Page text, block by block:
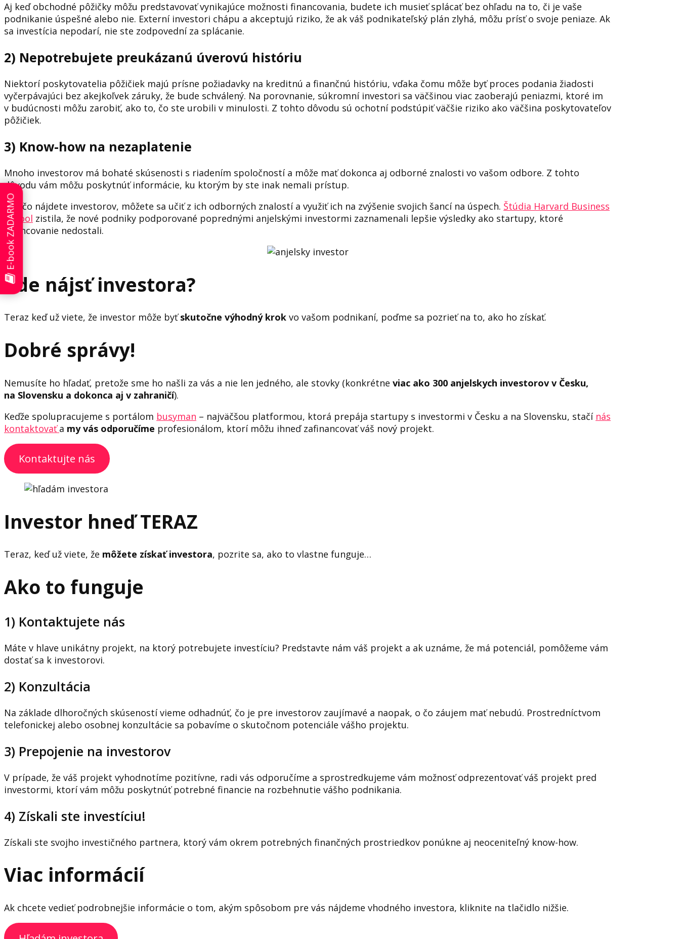
Aj keď obchodné pôžičky môžu predstavovať vynikajúce možnosti financovania, budete ich musieť splácať bez ohľadu na to, či je vaše
podnikanie úspešné alebo nie. Externí investori chápu a akceptujú riziko, že ak váš podnikateľský plán zlyhá, môžu prísť o svoje peniaze. Ak
sa investícia nepodarí, nie ste zodpovední za splácanie.
2) Nepotrebujete preukázanú úverovú históriu
Niektorí poskytovatelia pôžičiek majú prísne požiadavky na kreditnú a finančnú históriu, vďaka čomu môže byť proces podania žiadosti
vyčerpávajúci bez akejkoľvek záruky, že bude schválený. Na porovnanie, súkromní investori sa väčšinou viac zaoberajú peniazmi, ktoré im
v budúcnosti môžu zarobiť, ako to, čo ste urobili v minulosti. Z tohto dôvodu sú ochotní podstúpiť väčšie riziko ako väčšina poskytovateľov
pôžičiek.
3) Know-how na nezaplatenie
Mnoho investorov má bohaté skúsenosti s riadením spoločností a môže mať dokonca aj odborné znalosti vo vašom odbore. Z tohto
dôvodu vám môžu poskytnúť informácie, ku ktorým by ste inak nemali prístup.
Len čo nájdete investorov, môžete sa učiť z ich odborných znalostí a využiť ich na zvýšenie svojich šancí na úspech. Štúdia Harvard Business
School zistila, že nové podniky podporované poprednými anjelskými investormi zaznamenali lepšie výsledky ako startupy, ktoré
financovanie nedostali.
Kde nájsť investora?
Teraz keď už viete, že investor môže byťskutočne výhodný krok vo vašom podnikaní, poďme sa pozrieť na to, ako ho získať.
Dobré správy!
Nemusíte ho hľadať, pretože sme ho našli za vás a nie len jedného, ale stovky (konkrétne viac ako 300 anjelskych investorov v Česku,
na Slovensku a dokonca aj v zahraničí).
Keďže spolupracujeme s portálom busyman – najväčšou platformou, ktorá prepája startupy s investormi v Česku a na Slovensku, stačí nás
kontaktovaťa my vás odporučíme profesionálom, ktorí môžu ihneď zafinancovať váš nový projekt.
Kontaktujte nás
Investor hneď TERAZ
Teraz, keď už viete, že môžete získať investora, pozrite sa, ako to vlastne funguje…
Ako to funguje
1) Kontaktujete nás
Máte v hlave unikátny projekt, na ktorý potrebujete investíciu? Predstavte nám váš projekt a ak uznáme, že má potenciál, pomôžeme vám
dostať sa k investorovi.
2) Konzultácia
Na základe dlhoročných skúseností vieme odhadnúť, čo je pre investorov zaujímavé a naopak, o čo záujem mať nebudú. Prostredníctvom
telefonickej alebo osobnej konzultácie sa pobavíme o skutočnom potenciále vášho projektu.
3) Prepojenie na investorov
V prípade, že váš projekt vyhodnotíme pozitívne, radi vás odporučíme a sprostredkujeme vám možnosť odprezentovať váš projekt pred
investormi, ktorí vám môžu poskytnúť potrebné financie na rozbehnutie vášho podnikania.
4) Získali ste investíciu!
Získali ste svojho investičného partnera, ktorý vám okrem potrebných finančných prostriedkov ponúkne aj neoceniteľný know-how.
Viac informácií
Ak chcete vedieť podrobnejšie informácie o tom, akým spôsobom pre vás nájdeme vhodného investora, kliknite na tlačidlo nižšie.
E-book ZADARMO